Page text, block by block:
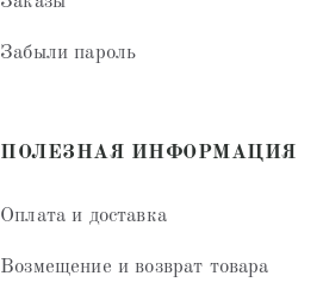
Забыли пароль
ПОЛЕЗНАЯ ИНФОРМАЦИЯ
Оплата и доставка
Возмещение и возврат товара